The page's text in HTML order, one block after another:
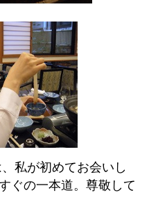
私が初めてお会いし
ぐの一本道。尊敬して